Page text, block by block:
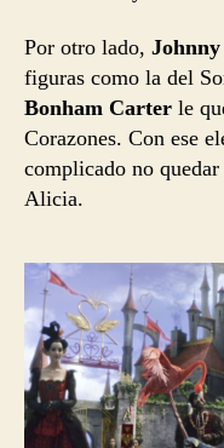
Por otro lado,
figuras como la del
Bonham Carter le
Corazones. Con ese
complicado no
Alicia.